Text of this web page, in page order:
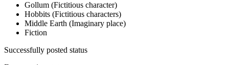
Gollum (Fictitious character)
Hobbits (Fictitious characters)
Middle Earth (Imaginary place)
Fiction
Successfully posted status